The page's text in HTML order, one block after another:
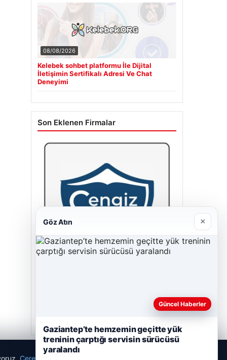
08/08/2026
Kelebek sohbet platformu İle Dijital
İletişimin Sertifikalı Adresi Ve Chat
Deneyimi
Son Eklenen Firmalar
Çerez Politikamız
Göz Atın ×
Güncel Haberler
Gaziantep’te hemzemin geçitte yük
treninin çarptığı servisin sürücüsü
yaralandı